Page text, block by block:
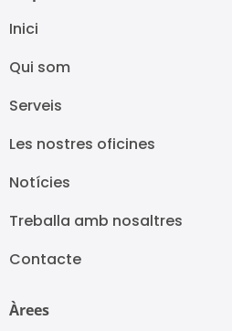
Inici
Qui som
Serveis
Les nostres oficines
Notícies
Treballa amb nosaltres
Contacte
Àrees